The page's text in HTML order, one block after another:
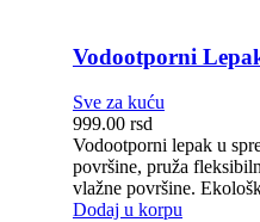
Vodootporni
Sve za kuću
999.00 rsd
Vodootporni lepak u
površine, pruža
vlažne površine.
Dodaj u korpu